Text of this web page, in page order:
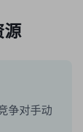
源
争对手动